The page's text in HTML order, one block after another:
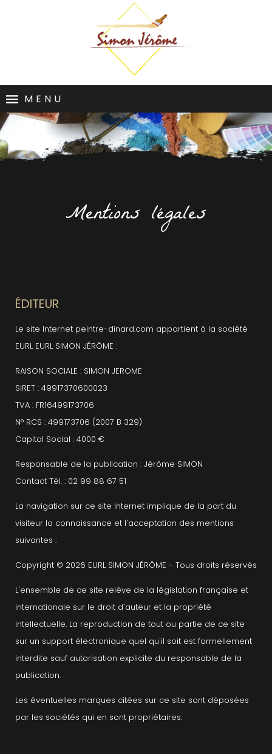
MENU
Mentions légales
ÉDITEUR
Le site Internet peintre-dinard.com appartient à la société
EURL EURL SIMON JÉRÔME :
RAISON SOCIALE : SIMON JEROME
SIRET : 49917370600023
TVA : FR16499173706
N° RCS : 499173706 (2007 B 329)
Capital Social : 4000 €
Responsable de la publication : Jérôme SIMON
Contact Tél. : 02 99 88 67 51
La navigation sur ce site Internet implique de la part du
visiteur la connaissance et l'acceptation des mentions
suivantes :
Copyright © 2026 EURL SIMON JÉRÔME - Tous droits réservés
L'ensemble de ce site relève de la législation française et
internationale sur le droit d'auteur et la propriété
intellectuelle. La reproduction de tout ou partie de ce site
sur un support électronique quel qu'il soit est formellement
interdite sauf autorisation explicite du responsable de la
publication.
Les éventuelles marques citées sur ce site sont déposées
par les sociétés qui en sont propriétaires.